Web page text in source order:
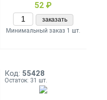
52 ₽
заказать
Минимальный заказ 1 шт.
Код: 55428
Остаток: 31 шт.